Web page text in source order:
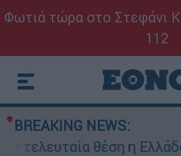
Φωτιά τώρα στο Στεφάνι
112
BREAKING NEWS:
η Ελλάδα για το